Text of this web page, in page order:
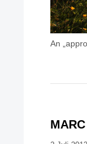
An